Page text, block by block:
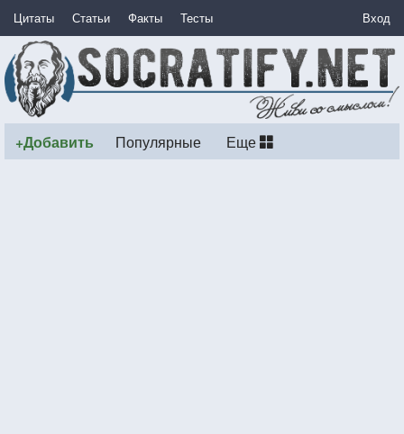
Цитаты Статьи Факты Тесты Вход
+Добавить Популярные Еще